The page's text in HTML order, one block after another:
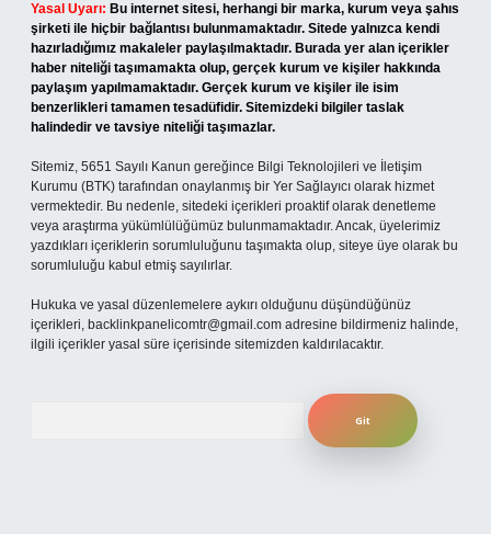
Yasal Uyarı: Bu internet sitesi, herhangi bir marka, kurum veya şahıs
şirketi ile hiçbir bağlantısı bulunmamaktadır. Sitede yalnızca kendi
hazırladığımız makaleler paylaşılmaktadır. Burada yer alan içerikler
haber niteliği taşımamakta olup, gerçek kurum ve kişiler hakkında
paylaşım yapılmamaktadır. Gerçek kurum ve kişiler ile isim
benzerlikleri tamamen tesadüfidir. Sitemizdeki bilgiler taslak
halindedir ve tavsiye niteliği taşımazlar.
Sitemiz, 5651 Sayılı Kanun gereğince Bilgi Teknolojileri ve İletişim
Kurumu (BTK) tarafından onaylanmış bir Yer Sağlayıcı olarak hizmet
vermektedir. Bu nedenle, sitedeki içerikleri proaktif olarak denetleme
veya araştırma yükümlülüğümüz bulunmamaktadır. Ancak, üyelerimiz
yazdıkları içeriklerin sorumluluğunu taşımakta olup, siteye üye olarak bu
sorumluluğu kabul etmiş sayılırlar.
Hukuka ve yasal düzenlemelere aykırı olduğunu düşündüğünüz
içerikleri, backlinkpanelicomtr@gmail.com adresine bildirmeniz halinde,
ilgili içerikler yasal süre içerisinde sitemizden kaldırılacaktır.